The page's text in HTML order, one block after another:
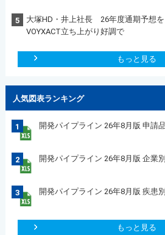
5
大塚HD・井上社長 26年度通期予想
VOYXACT立ち上がり好調で
もっと見る
人気図表ランキング
1 開発パイプライン 26年8月版 申請
2 開発パイプライン 26年8月版 企業
3 開発パイプライン 26年8月版 疾患
もっと見る